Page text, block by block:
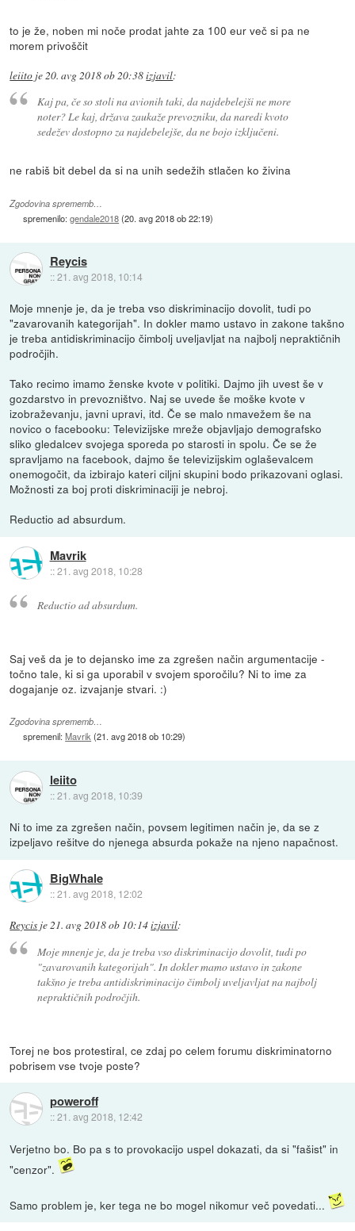
to je že, noben mi noče prodat jahte za 100 eur več si pa ne
morem privoščit
leiito je20. avg 2018 ob 20:38izjavil:
Kaj pa, če so stoli na avionih taki, da najdebelejši ne more
noter? Le kaj, država zaukaže prevozniku, da naredi kvoto
sedežev dostopno za najdebelejše, da ne bojo izključeni.
ne rabiš bit debel da si na unih sedežih stlačen ko živina
Zgodovina sprememb…
spremenilo:gendale2018(20. avg 2018 ob 22:19)
Reycis
::21. avg 2018, 10:14
Moje mnenje je, da je treba vso diskriminacijo dovolit, tudi po
"zavarovanih kategorijah". In dokler mamo ustavo in zakone takšno
je treba antidiskriminacijo čimbolj uveljavljat na najbolj nepraktičnih
področjih.
Tako recimo imamo ženske kvote v politiki. Dajmo jih uvest še v
gozdarstvo in prevozništvo. Naj se uvede še moške kvote v
izobraževanju, javni upravi, itd. Če se malo nmavežem še na
novico o facebooku: Televizijske mreže objavljajo demografsko
sliko gledalcev svojega sporeda po starosti in spolu. Če se že
spravljamo na facebook, dajmo še televizijskim oglaševalcem
onemogočit, da izbirajo kateri ciljni skupini bodo prikazovani oglasi.
Možnosti za boj proti diskriminaciji je nebroj.
Reductio ad absurdum.
Mavrik
::21. avg 2018, 10:28
Reductio ad absurdum.
Saj veš da je to dejansko ime za zgrešen način argumentacije -
točno tale, ki si ga uporabil v svojem sporočilu? Ni to ime za
dogajanje oz. izvajanje stvari. :)
Zgodovina sprememb…
spremenil:Mavrik(21. avg 2018 ob 10:29)
leiito
::21. avg 2018, 10:39
Ni to ime za zgrešen način, povsem legitimen način je, da se z
izpeljavo rešitve do njenega absurda pokaže na njeno napačnost.
BigWhale
::21. avg 2018, 12:02
Reycis je21. avg 2018 ob 10:14izjavil:
Moje mnenje je, da je treba vso diskriminacijo dovolit, tudi po
"zavarovanih kategorijah". In dokler mamo ustavo in zakone
takšno je treba antidiskriminacijo čimbolj uveljavljat na najbolj
nepraktičnih področjih.
Torej ne bos protestiral, ce zdaj po celem forumu diskriminatorno
pobrisem vse tvoje poste?
poweroff
::21. avg 2018, 12:42
Verjetno bo. Bo pa s to provokacijo uspel dokazati, da si "fašist" in
"cenzor".
Samo problem je, ker tega ne bo mogel nikomur več povedati...